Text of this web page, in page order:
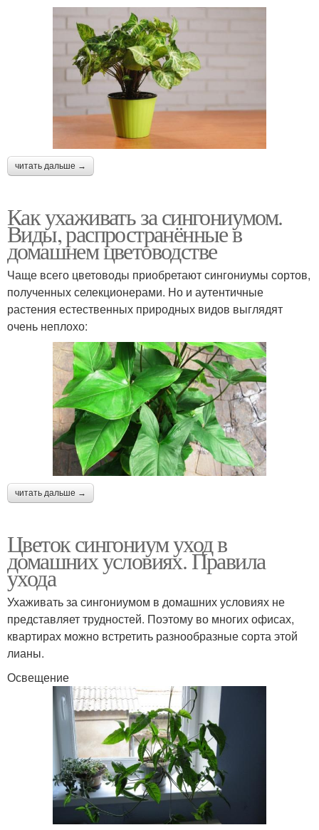
читать дальше →
Как ухаживать за сингониумом.
Виды, распространённые в
домашнем цветоводстве
Чаще всего цветоводы приобретают сингониумы сортов,
полученных селекционерами. Но и аутентичные
растения естественных природных видов выглядят
очень неплохо:
читать дальше →
Цветок сингониум уход в
домашних условиях. Правила
ухода
Ухаживать за сингониумом в домашних условиях не
представляет трудностей. Поэтому во многих офисах,
квартирах можно встретить разнообразные сорта этой
лианы.
Освещение